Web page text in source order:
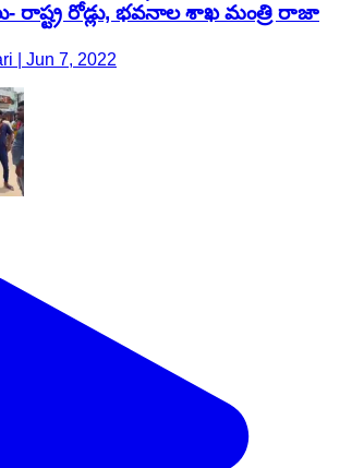
రాష్ట్ర రోడ్లు, భవనాల శాఖ మంత్రి రాజా
| Jun 7, 2022